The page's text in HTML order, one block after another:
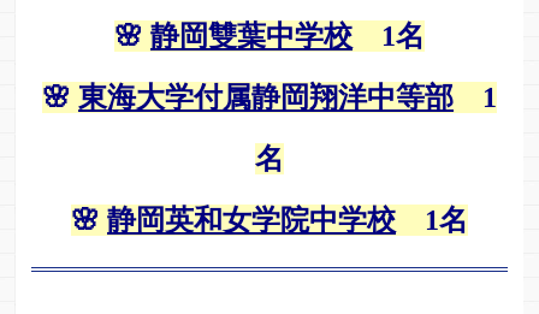
🌸 静岡雙葉中学校 1名
🌸 東海大学付属静岡翔洋中等部 1
名
🌸 静岡英和女学院中学校 1名